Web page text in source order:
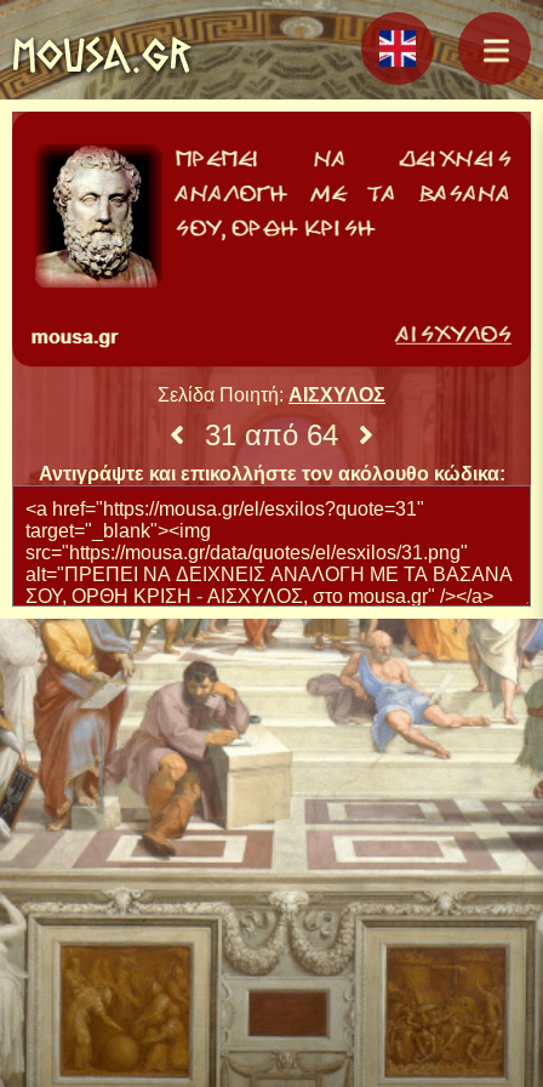
MOUSA.GR
Σελίδα Ποιητή: ΑΙΣΧΥΛΟΣ
31 από 64
Αντιγράψτε και επικολλήστε τον ακόλουθο κώδικα: